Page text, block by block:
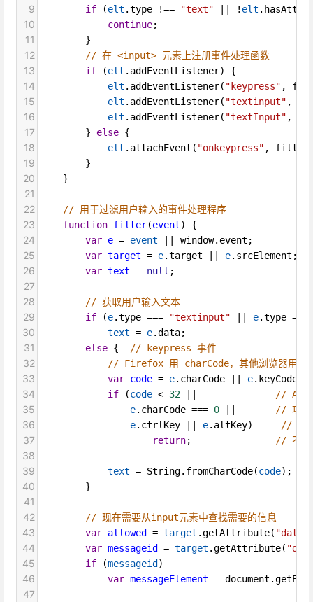
9 if (elt .type !== "text" ! elt .
10 continue;
11
        }
12 // 在 <input> 元素上注册事件处理函数
13 if (elt . addEventListener) {
14 elt . addEventListener( "keypress" ,
15 elt . addEventListener( "textinput" ,
16 elt . addEventListener( "textInput" ,
17
        }
else {
18 elt . attachEvent ( "onkeypress" , filter
19
        }
20
    }
21
22
// 用于过滤用户输入的事件处理程序
23 function filter(event) {
24 var e = event window. event ;
25 var target = e.target e. srcElement ;
26 var text = null ;
27
28
// 获取用户输入文本
29 if (e.type === "textinput" e.type ===
30 text = e.data;
31 else { // keypress 事件
32 // Firefox 用 charCode，其他浏览器用
33 var code = e. charCode e. keyCode
34 if (code < 32 //
35 e. charCode === 0 // 功能
36 e. ctrlKey e. altKey) // 辅
37 return; // 不过
38
39
text = String. fromCharCode(code);
40
        }
41
42
// 现在需要从input元素中查找需要的信息
43 var allowed = target .getAttribute( "data-
44 var messageid = target .getAttribute(
45 if (messageid )
46 var messageElement = document .
47